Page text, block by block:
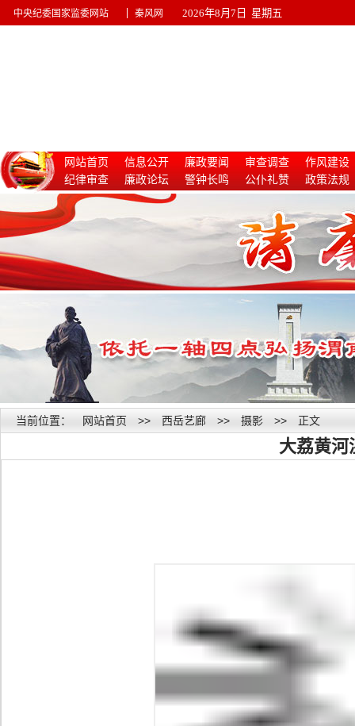
中央纪委国家监委网站 秦风网 2026年8月7日 星期五
网站首页 信息公开 廉政要闻 审查调查
作风建设
纪律审查
廉政论坛 警钟长鸣 公仆礼赞
政策法规
惩治腐败
当前位置： 网站首页 >> 西岳艺廊 >> 摄影 >> 正文
大荔黄河